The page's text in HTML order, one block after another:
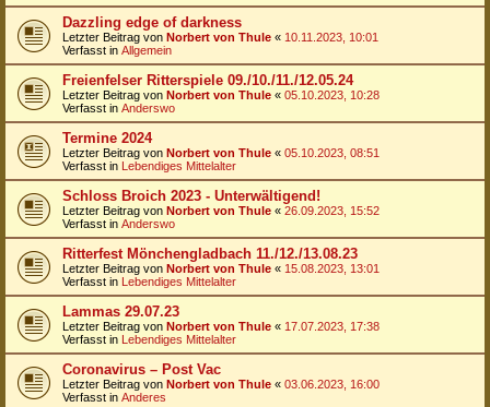
Dazzling edge of darkness
Letzter Beitrag von Norbert von Thule « 10.11.2023, 10:01
Verfasst in Allgemein
Freienfelser Ritterspiele 09./10./11./12.05.24
Letzter Beitrag von Norbert von Thule « 05.10.2023, 10:28
Verfasst in Anderswo
Termine 2024
Letzter Beitrag von Norbert von Thule « 05.10.2023, 08:51
Verfasst in Lebendiges Mittelalter
Schloss Broich 2023 - Unterwältigend!
Letzter Beitrag von Norbert von Thule « 26.09.2023, 15:52
Verfasst in Anderswo
Ritterfest Mönchengladbach 11./12./13.08.23
Letzter Beitrag von Norbert von Thule « 15.08.2023, 13:01
Verfasst in Lebendiges Mittelalter
Lammas 29.07.23
Letzter Beitrag von Norbert von Thule « 17.07.2023, 17:38
Verfasst in Lebendiges Mittelalter
Coronavirus – Post Vac
Letzter Beitrag von Norbert von Thule « 03.06.2023, 16:00
Verfasst in Anderes